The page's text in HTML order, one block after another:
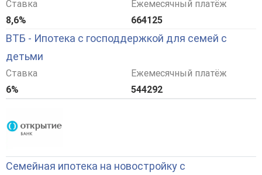
Ставка
8,6%
Ежемесячный платёж
664125
ВТБ - Ипотека с господдержкой для семей с
детьми
Ставка
6%
Ежемесячный платёж
544292
Семейная ипотека на новостройку с